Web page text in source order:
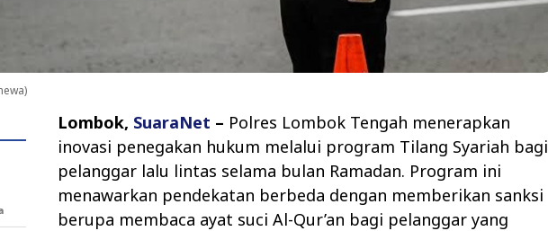
Lombok, SuaraNet – Polres Lombok Tengah menerapkan
inovasi penegakan hukum melalui program Tilang Syariah bagi
pelanggar lalu lintas selama bulan Ramadan. Program ini
menawarkan pendekatan berbeda dengan memberikan sanksi
berupa membaca ayat suci Al-Qur’an bagi pelanggar yang